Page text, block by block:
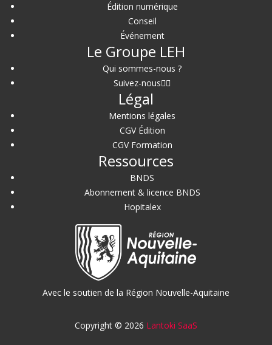
Édition numérique
Conseil
Événement
Le Groupe LEH
Qui sommes-nous ?
Suivez-nous
Légal
Mentions légales
CGV Édition
CGV Formation
Ressources
BNDS
Abonnement & licence BNDS
Hopitalex
Avec le soutien de la Région Nouvelle-Aquitaine
Copyright © 2026 Lantoki SaaS